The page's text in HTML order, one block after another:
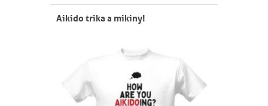
Aikido trika a mikiny!